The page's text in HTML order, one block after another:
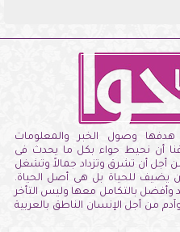
وصول الخبر والمعلومات
أن نحيط حواء بكل ما يحدث فى
أجل أن تشرق وتزداد جمالاً وتشغل
يضيف للحياة بل هى أصل الحياة.
وأفضل بالتكامل معها وليس التأخر
من أجل الإنسان الناطق بالعربية